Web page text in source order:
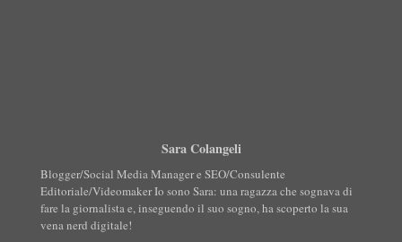
Sara Colangeli
Blogger/Social Media Manager e SEO/Consulente
Editoriale/Videomaker Io sono Sara: una ragazza che sognava di
fare la giornalista e, inseguendo il suo sogno, ha scoperto la sua
vena nerd digitale!